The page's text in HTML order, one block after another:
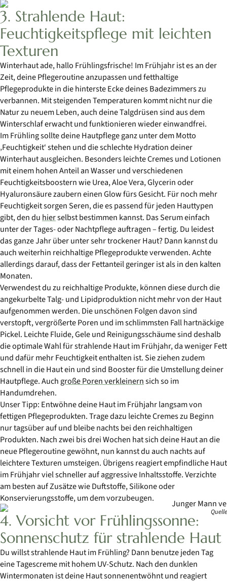
3. Strahlende Haut:
Feuchtigkeitspflege mit leichten
Texturen
Winterhaut ade, hallo Frühlingsfrische! Im Frühjahr ist es an der
Zeit, deine Pflegeroutine anzupassen und fetthaltige
Pflegeprodukte in die hinterste Ecke deines Badezimmers zu
verbannen. Mit steigenden Temperaturen kommt nicht nur die
Natur zu neuem Leben, auch deine Talgdrüsen sind aus dem
Winterschlaf erwacht und funktionieren wieder einwandfrei.
Im Frühling sollte deine Hautpflege ganz unter dem Motto
‚Feuchtigkeit‘ stehen und die schlechte Hydration deiner
Winterhaut ausgleichen. Besonders leichte Cremes und Lotionen
mit einem hohen Anteil an Wasser und verschiedenen
Feuchtigkeitsboostern wie Urea, Aloe Vera, Glycerin oder
Hyaluronsäure zaubern einen Glow fürs Gesicht. Für noch mehr
Feuchtigkeit sorgen Seren, die es passend für jeden Hauttypen
gibt, den du hierselbst bestimmen kannst. Das Serum einfach
unter der Tages- oder Nachtpflege auftragen – fertig. Du leidest
das ganze Jahr über unter sehr trockener Haut? Dann kannst du
auch weiterhin reichhaltige Pflegeprodukte verwenden. Achte
allerdings darauf, dass der Fettanteil geringer ist als in den kalten
Monaten.
Verwendest du zu reichhaltige Produkte, können diese durch die
angekurbelte Talg- und Lipidproduktion nicht mehr von der Haut
aufgenommen werden. Die unschönen Folgen davon sind
verstopft, vergrößerte Poren und im schlimmsten Fall hartnäckige
Pickel. Leichte Fluide, Gele und Reinigungsschäume sind deshalb
die optimale Wahl für strahlende Haut im Frühjahr, da weniger Fett
und dafür mehr Feuchtigkeit enthalten ist. Sie ziehen zudem
schnell in die Haut ein und sind Booster für die Umstellung deiner
Hautpflege. Auch große Poren verkleinernsich so im
Handumdrehen.
Unser Tipp: Entwöhne deine Haut im Frühjahr langsam von
fettigen Pflegeprodukten. Trage dazu leichte Cremes zu Beginn
nur tagsüber auf und bleibe nachts bei den reichhaltigen
Produkten. Nach zwei bis drei Wochen hat sich deine Haut an die
neue Pflegeroutine gewöhnt, nun kannst du auch nachts auf
leichtere Texturen umsteigen. Übrigens reagiert empfindliche Haut
im Frühjahr viel schneller auf aggressive Inhaltsstoffe. Verzichte
am besten auf Zusätze wie Duftstoffe, Silikone oder
Konservierungsstoffe, um dem vorzubeugen.
4. Vorsicht vor Frühlingssonne:
Sonnenschutz für strahlende Haut
Du willst strahlende Haut im Frühling? Dann benutze jeden Tag
eine Tagescreme mit hohem UV-Schutz. Nach den dunklen
Wintermonaten ist deine Haut sonnenentwöhnt und reagiert